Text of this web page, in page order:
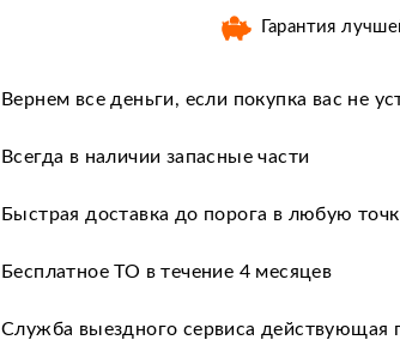
Гарантия
Вернем все деньги, если покупка вас не
Всегда в наличии запасные части
Быстрая доставка до порога в любую
Бесплатное ТО в течение 4 месяцев
Служба выездного сервиса действующая